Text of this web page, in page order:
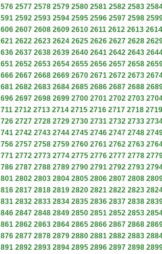
2577 2578 2579 2580 2581 2582 2583
2592 2593 2594 2595 2596 2597 2598
2607 2608 2609 2610 2611 2612 2613 2614
2622 2623 2624 2625 2626 2627 2628
2637 2638 2639 2640 2641 2642 2643
2652 2653 2654 2655 2656 2657 2658
2667 2668 2669 2670 2671 2672 2673
2682 2683 2684 2685 2686 2687 2688
2697 2698 2699 2700 2701 2702 2703
2712 2713 2714 2715 2716 2717 2718 2719
2727 2728 2729 2730 2731 2732 2733
2742 2743 2744 2745 2746 2747 2748
2757 2758 2759 2760 2761 2762 2763
2772 2773 2774 2775 2776 2777 2778
2787 2788 2789 2790 2791 2792 2793
2802 2803 2804 2805 2806 2807 2808
2817 2818 2819 2820 2821 2822 2823
2832 2833 2834 2835 2836 2837 2838
2847 2848 2849 2850 2851 2852 2853
2862 2863 2864 2865 2866 2867 2868
2877 2878 2879 2880 2881 2882 2883
2892 2893 2894 2895 2896 2897 2898